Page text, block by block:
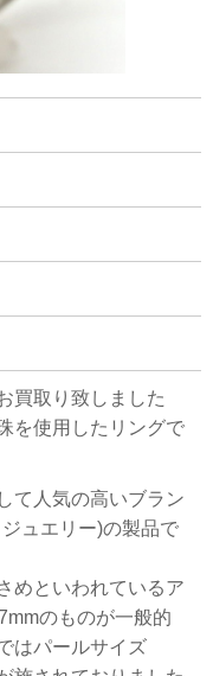
買取り致しました
を使用したリングで
て人気の高いブラン
ュエリー)の製品で
めといわれているア
のものが一般的
はパールサイズ